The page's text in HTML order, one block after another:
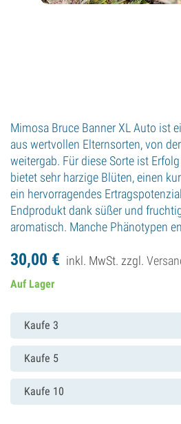
Mimosa Bruce Banner XL Auto ist
aus wertvollen Elternsorten, von
weitergab. Für diese Sorte ist
bietet sehr harzige Blüten, einen
ein hervorragendes
Endprodukt dank süßer und
aromatisch. Manche Phänotypen
30,00 € inkl. MwSt. zzgl.
Auf Lager
Kaufe 3
Kaufe 5
Kaufe 10